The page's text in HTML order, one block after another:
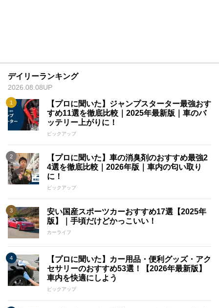
デイリーランキング
2026.08.08UP
【プロに聞いた】ジャンプスターター最強おす
すめ11選を徹底比較｜2025年最新版｜車のバ
ッテリー上がりに！
ピックアップ
【プロに聞いた】車の消臭剤のおすすめ最強2
4選を徹底比較｜2026年版｜車内の匂い取り
に！
ピックアップ
安い国産スポーツカーおすすめ17選【2025年
版】｜手頃だけどかっこいい！
カーライフ
【プロに聞いた】カー用品・便利グッズ・アク
セサリーのおすすめ53選！【2026年最新版】
車内を快適にしよう
ピックアップ